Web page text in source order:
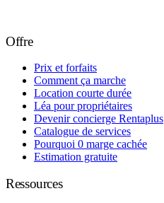
Offre
Prix et forfaits
Comment ça marche
Location courte durée
Léa pour propriétaires
Devenir concierge Rentaplus
Catalogue de services
Pourquoi 0 marge cachée
Estimation gratuite
Ressources